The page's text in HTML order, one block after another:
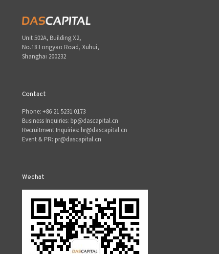
Unit 502A, Building X2,
No.18 Longyao Road, Xuhui,
Shanghai 200232
Contact
Phone: +86 21 5231 0173
Business Inquiries: bp@dascapital.cn
Recruitment Inquiries: hr@dascapital.cn
Event & PR: pr@dascapital.cn
Wechat